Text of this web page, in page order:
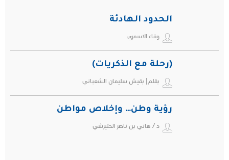
الحدود الهادئة
وفاء الاسمري
(رحلة مع الذكريات)
بقلم| بقيش سليمان الشعباني
رؤية وطن… وإخلاص مواطن
د / هاني بن ناصر الحتيرشي